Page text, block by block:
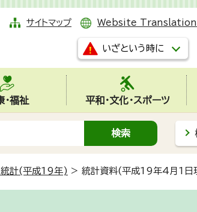
サイトマップ Website
いざという時に
・福祉 平和・文化・スポーツ
統計(平成19年) > 統計資料(平成19年4月1日